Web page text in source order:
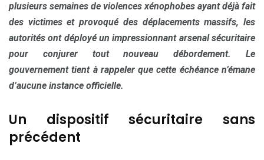
plusieurs semaines de violences xénophobes ayant déjà fait
des victimes et provoqué des déplacements massifs, les
autorités ont déployé un impressionnant arsenal sécuritaire
pour conjurer tout nouveau débordement. Le
gouvernement tient à rappeler que cette échéance n’émane
d’aucune instance officielle.
Un dispositif sécuritaire sans
précédent